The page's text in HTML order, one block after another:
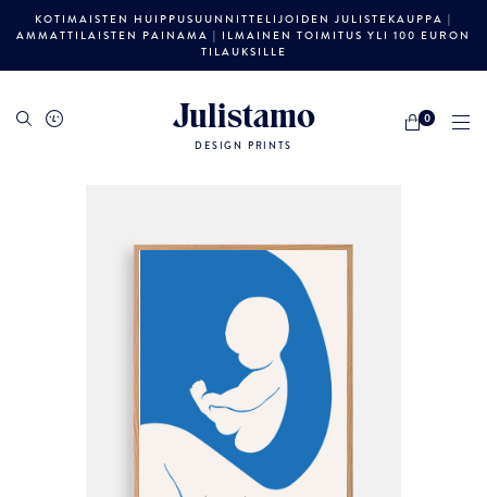
KOTIMAISTEN HUIPPUSUUNNITTELIJOIDEN JULISTEKAUPPA |
AMMATTILAISTEN PAINAMA | ILMAINEN TOIMITUS YLI 100 EURON
TILAUKSILLE
Julistamo
DESIGN PRINTS
0